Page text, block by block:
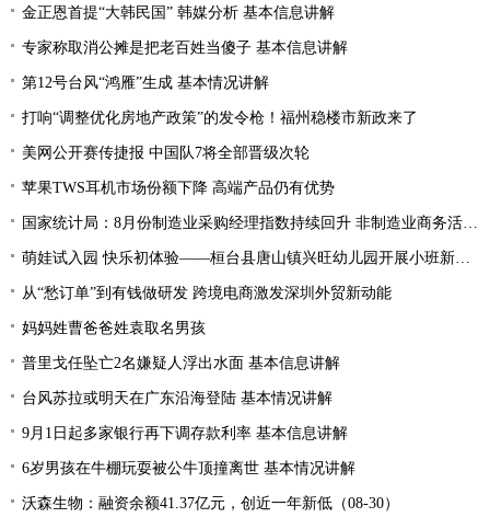
金正恩首提“大韩民国” 韩媒分析 基本信息讲解
专家称取消公摊是把老百姓当傻子 基本信息讲解
第12号台风“鸿雁”生成 基本情况讲解
打响“调整优化房地产政策”的发令枪！福州稳楼市新政来了
美网公开赛传捷报 中国队7将全部晋级次轮
苹果TWS耳机市场份额下降 高端产品仍有优势
国家统计局：8月份制造业采购经理指数持续回升 非制造业商务活动指数延续扩张态势
萌娃试入园 快乐初体验——桓台县唐山镇兴旺幼儿园开展小班新生体验活动
从“愁订单”到有钱做研发 跨境电商激发深圳外贸新动能
妈妈姓曹爸爸姓袁取名男孩
普里戈任坠亡2名嫌疑人浮出水面 基本信息讲解
台风苏拉或明天在广东沿海登陆 基本情况讲解
9月1日起多家银行再下调存款利率 基本信息讲解
6岁男孩在牛棚玩耍被公牛顶撞离世 基本情况讲解
沃森生物：融资余额41.37亿元，创近一年新低（08-30）